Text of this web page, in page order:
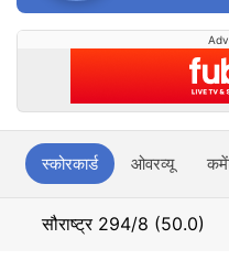
स्कोरकार्ड ओवरव्यू
सौराष्ट्र 294/8 (50.0)